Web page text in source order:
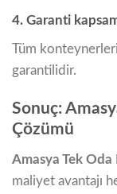
4. Garanti
Tüm
garantilidir.
Sonuç:
Çözümü
Amasya Tek
maliyet avantajı